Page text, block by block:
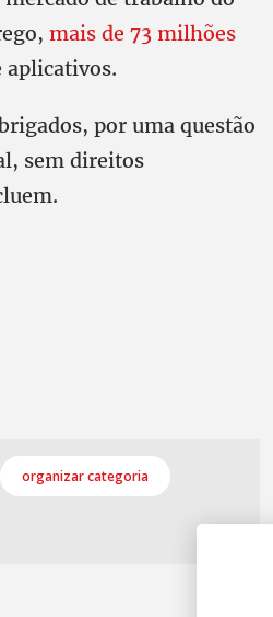
mais de 73 milhões
aplicativos.
por uma questão
sem direitos
organizar categoria